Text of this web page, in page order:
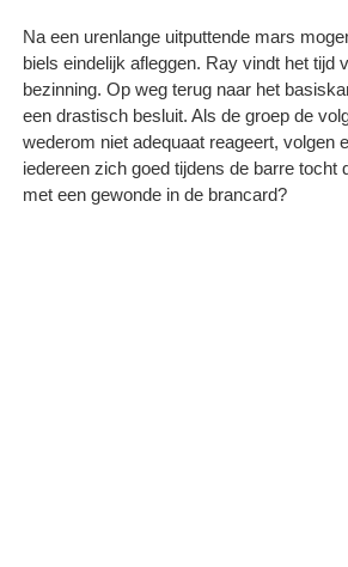
Na een urenlange uitputtende mars
biels eindelijk afleggen. Ray vindt het tijd
bezinning. Op weg terug naar het
een drastisch besluit. Als de groep de
wederom niet adequaat reageert, volgen
iedereen zich goed tijdens de barre tocht
met een gewonde in de brancard?